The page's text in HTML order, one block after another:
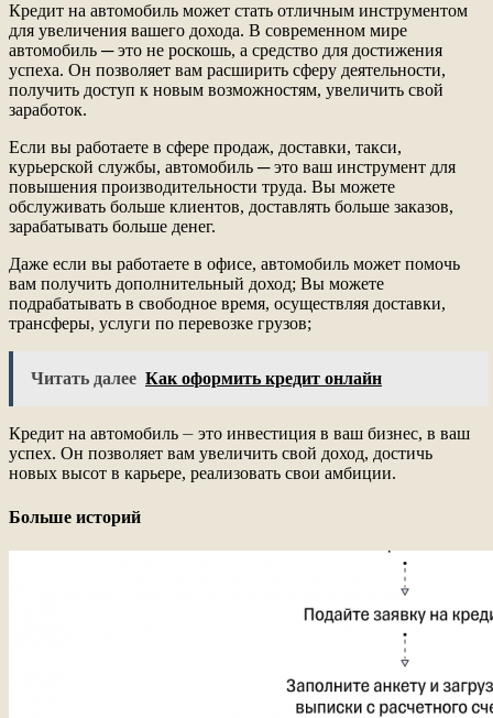
Кредит на автомобиль может стать отличным инструментом
для увеличения вашего дохода. В современном мире
автомобиль ─ это не роскошь, а средство для достижения
успеха. Он позволяет вам расширить сферу деятельности,
получить доступ к новым возможностям, увеличить свой
заработок.
Если вы работаете в сфере продаж, доставки, такси,
курьерской службы, автомобиль ─ это ваш инструмент для
повышения производительности труда. Вы можете
обслуживать больше клиентов, доставлять больше заказов,
зарабатывать больше денег.
Даже если вы работаете в офисе, автомобиль может помочь
вам получить дополнительный доход; Вы можете
подрабатывать в свободное время, осуществляя доставки,
трансферы, услуги по перевозке грузов;
Читать далее Как оформить кредит онлайн
Кредит на автомобиль ⏤ это инвестиция в ваш бизнес, в ваш
успех. Он позволяет вам увеличить свой доход, достичь
новых высот в карьере, реализовать свои амбиции.
Больше историй